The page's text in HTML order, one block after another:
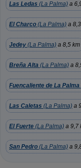
Las Ledas (La Palma) a
El Charco (La Palma) a
Jedey (La Palma) a 8,5 km
Breña Alta (La Palma) a
Fuencaliente de La Palma
Las Caletas (La Palma) a
El Fuerte (La Palma) a 9,7
San Pedro (La Palma) a